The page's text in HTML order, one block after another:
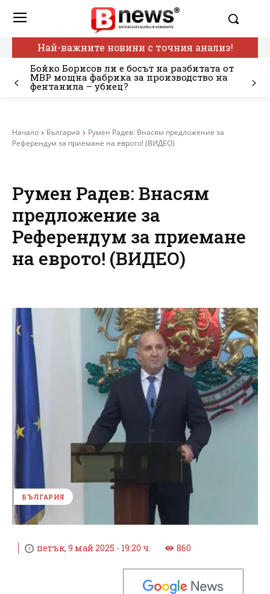
Най-важните новини с точния анализ!
Бойко Борисов ли е босът на разбитата от
МВР мощна фабрика за производство на
фентанила – убиец?
Начало България
Румен Радев: Внасям предложение за
Референдум за приемане на еврото! (ВИДЕО)
Румен Радев: Внасям
предложение за
Референдум за приемане
на еврото! (ВИДЕО)
БЪЛГАРИЯ
петък, 9 май 2025 - 19:20 ч. 860